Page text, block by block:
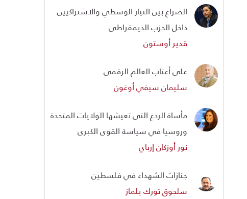
الصراع بين التيار الوسطي والاشتراكيين
داخل الحزب الديمقراطي
قدير أوستون
على أعتاب العالم الرقمي
سليمان سيفي أوغون
مأساة الردع التي تعيشها الولايات المتحدة
وروسيا في سياسة القوى الكبرى
نور أوزكان إرباي
جنازات الشهداء في فلسطين
سلجوق تورك يلماز